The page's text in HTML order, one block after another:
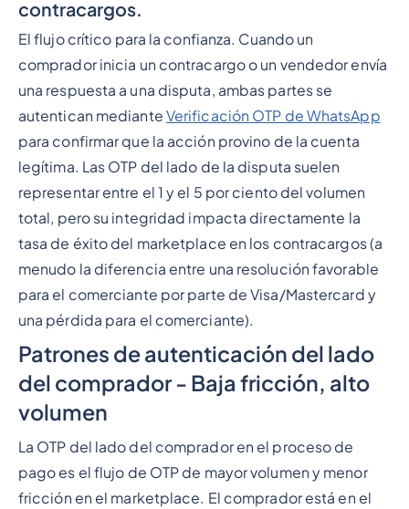
contracargos.
El flujo crítico para la confianza. Cuando un
comprador inicia un contracargo o un vendedor envía
una respuesta a una disputa, ambas partes se
autentican mediante Verificación OTP de WhatsApp
para confirmar que la acción provino de la cuenta
legítima. Las OTP del lado de la disputa suelen
representar entre el 1 y el 5 por ciento del volumen
total, pero su integridad impacta directamente la
tasa de éxito del marketplace en los contracargos (a
menudo la diferencia entre una resolución favorable
para el comerciante por parte de Visa/Mastercard y
una pérdida para el comerciante).
Patrones de autenticación del lado
del comprador - Baja fricción, alto
volumen
La OTP del lado del comprador en el proceso de
pago es el flujo de OTP de mayor volumen y menor
fricción en el marketplace. El comprador está en el